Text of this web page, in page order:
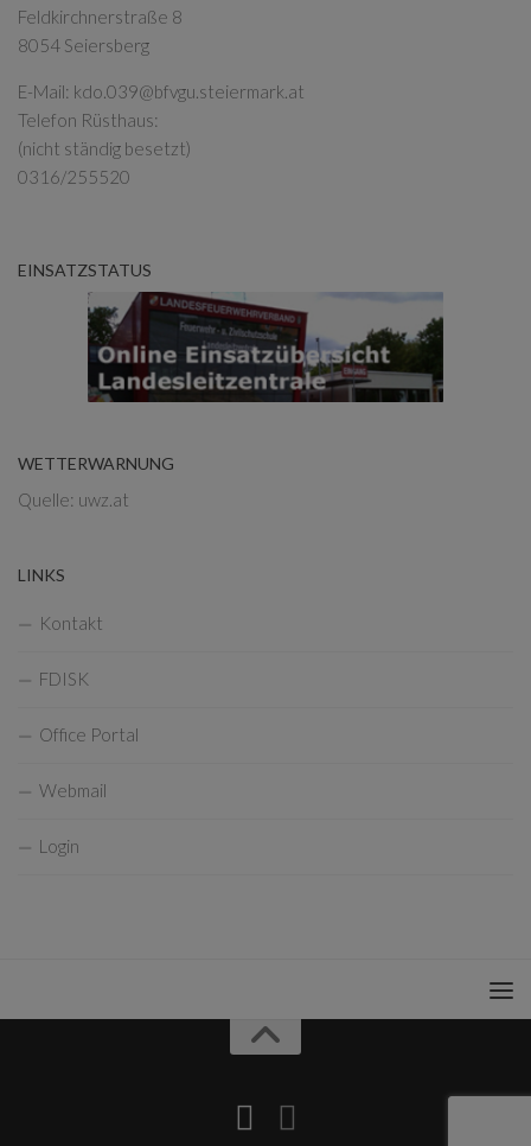
Feldkirchnerstraße 8
8054 Seiersberg
E-Mail: kdo.039@bfvgu.steiermark.at
Telefon Rüsthaus:
(nicht ständig besetzt)
0316/255520
EINSATZSTATUS
WETTERWARNUNG
Quelle: uwz.at
LINKS
Kontakt
FDISK
Office Portal
Webmail
Login